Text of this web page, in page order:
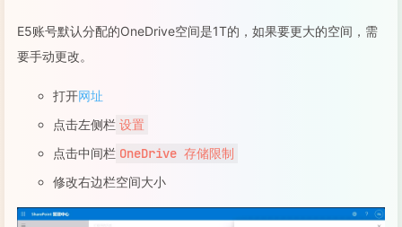
E5账号默认分配的OneDrive空间是1T的，如果要更大的空间，需
要手动更改。
打开网址
点击左侧栏 设置
点击中间栏 OneDrive 存储限制
修改右边栏空间大小